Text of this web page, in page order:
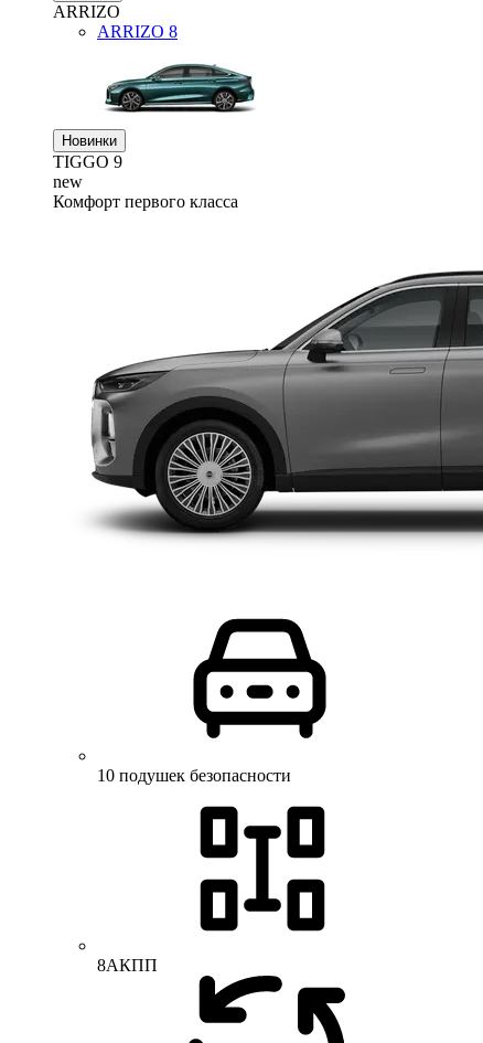
ARRIZO
ARRIZO 8
Новинки
TIGGO 9
new
Комфорт первого класса
10 подушек безопасности
8АКПП